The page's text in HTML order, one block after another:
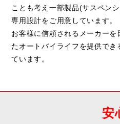
ことも考え一部製品(サスペン
専用設計をご用意しています。
お客様に信頼されるメーカー
たオートバイライフを提供で
ています。
安